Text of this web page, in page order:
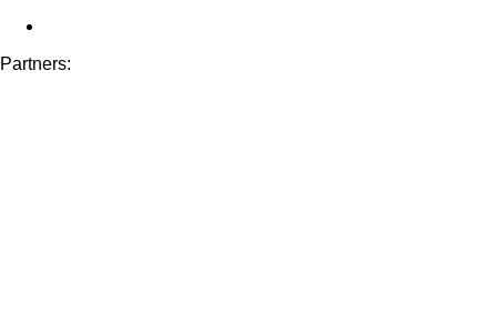
Partners: